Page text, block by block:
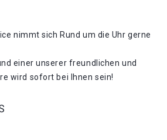
nimmt sich Rund um die Uhr gerne
einer unserer freundlichen und
wird sofort bei Ihnen sein!